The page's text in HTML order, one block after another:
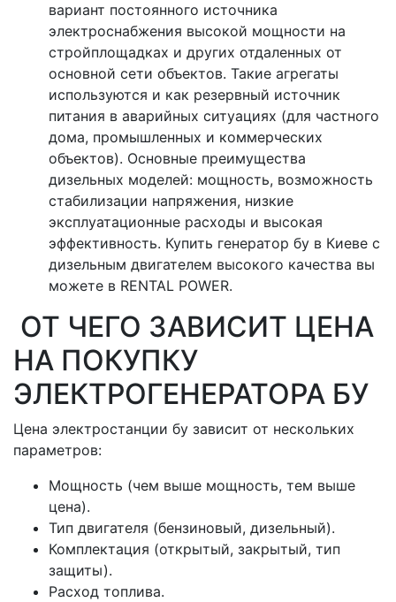
вариант постоянного источника
электроснабжения высокой мощности на
стройплощадках и других отдаленных от
основной сети объектов. Такие агрегаты
используются и как резервный источник
питания в аварийных ситуациях (для частного
дома, промышленных и коммерческих
объектов). Основные преимущества
дизельных моделей: мощность, возможность
стабилизации напряжения, низкие
эксплуатационные расходы и высокая
эффективность. Купить генератор бу в Киеве с
дизельным двигателем высокого качества вы
можете в RENTAL POWER.
ОТ ЧЕГО ЗАВИСИТ ЦЕНА
НА ПОКУПКУ
ЭЛЕКТРОГЕНЕРАТОРА БУ
Цена электростанции бу зависит от нескольких
параметров:
Мощность (чем выше мощность, тем выше
цена).
Тип двигателя (бензиновый, дизельный).
Комплектация (открытый, закрытый, тип
защиты).
Расход топлива.